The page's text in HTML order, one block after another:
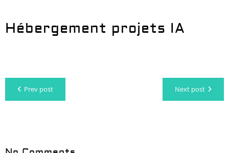
Hébergement projets IA
Next post
Prev post